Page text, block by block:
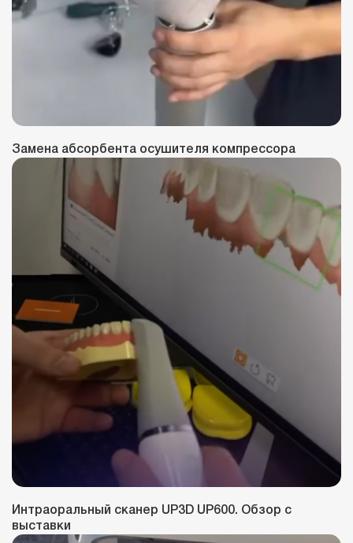
Замена абсорбента осушителя компрессора
Интраоральный сканер UP3D UP600. Обзор с
выставки